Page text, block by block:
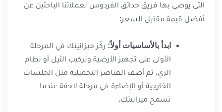
التي يوصي بها فريق حدائق الفردوس لعملائنا الباحثين عن
أفضل قيمة مقابل السعر:
ابدأ بالأساسيات أولاً: ركّز ميزانيتك في المرحلة
الأولى على تجهيز الأرضية وتركيب الثيل أو نظام
الري، ثم أضف العناصر التجميلية مثل الجلسات
الخارجية أو الإضاءة في مرحلة لاحقة عندما
تسمح ميزانيتك.